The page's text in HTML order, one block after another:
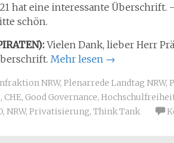
hat eine interessante
schön.
Vielen Dank, lieber Herr
Mehr lesen →
NRW, Plenarrede Landtag NRW,
, CHE, Good Governance,
, NRW, Privatisierung, Think Tank